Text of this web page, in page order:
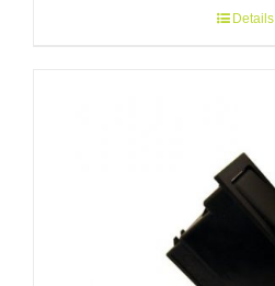
Details